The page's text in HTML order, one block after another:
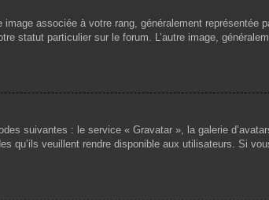
associée à votre rang, généralement représentée
statut particulier sur le forum. L’autre image,
suivantes : le service « Gravatar », la galerie
qu’ils veuillent rendre disponible aux utilisateurs. Si